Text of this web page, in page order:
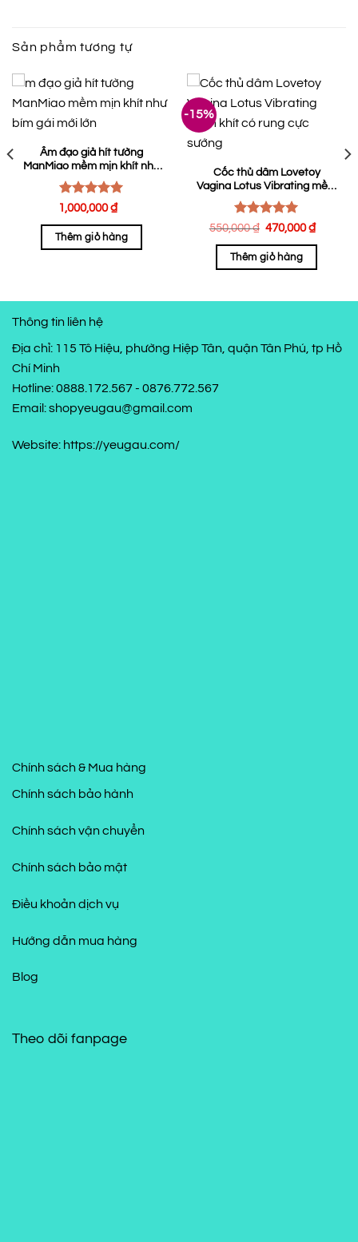
Sản phẩm tương tự
Âm đạo giả hít tường
ManMiao mềm mịn khít như
bím gái mới lớn
Được xếp
5 sao
1,000,000₫
Thêm giỏ hàng
-15%
Cốc thủ dâm Lovetoy
Vagina Lotus Vibrating mềm
khít có rung
Được xếp
5 sao
550,000₫ Giá
là:
550,000 ₫.
470,000₫
Thêm giỏ hàng
Thông tin liên hệ
Địa chỉ: 115 Tô Hiệu, phường Hiệp Tân, quận Tân Phú, tp Hồ
Chí Minh
Hotline: 0888.172.567 - 0876.772.567
Email: shopyeugau@gmail.com
Website: https://yeugau.com/
Chính sách & Mua hàng
Chính sách bảo hành
Chính sách vận chuyển
Chính sách bảo mật
Điều khoản dịch vụ
Hướng dẫn mua hàng
Blog
Theo dõi fanpage